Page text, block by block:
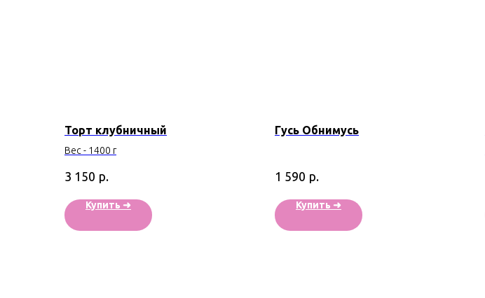
Торт клубничный
Вес - 1400 г
3 150 р.
Купить ➜
Гусь Обнимусь
1 590 р.
Купить ➜